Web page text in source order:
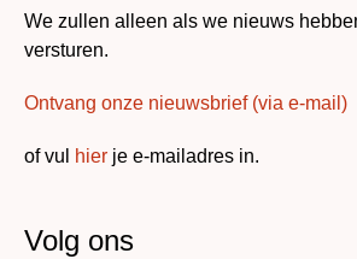
We zullen alleen als we nieuws
versturen.
Ontvang onze nieuwsbrief (via e-mail)
of vul hier je e-mailadres in.
Volg ons